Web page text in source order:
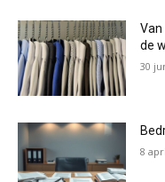
Van
de
30
8